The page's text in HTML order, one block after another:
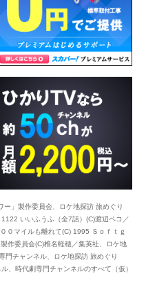
」製作委員会、ロケ地探訪 旅めぐり
いいふうふ（全7話）(C)渡辺ペコ／
０マイルも離れて(C) 1995 Ｓｏｆｔｇ
作委員会(C)椎名軽穂／集英社、ロケ地
門チャンネル、ロケ地探訪 旅めぐり
時代劇専門チャンネルのすべて（仮）